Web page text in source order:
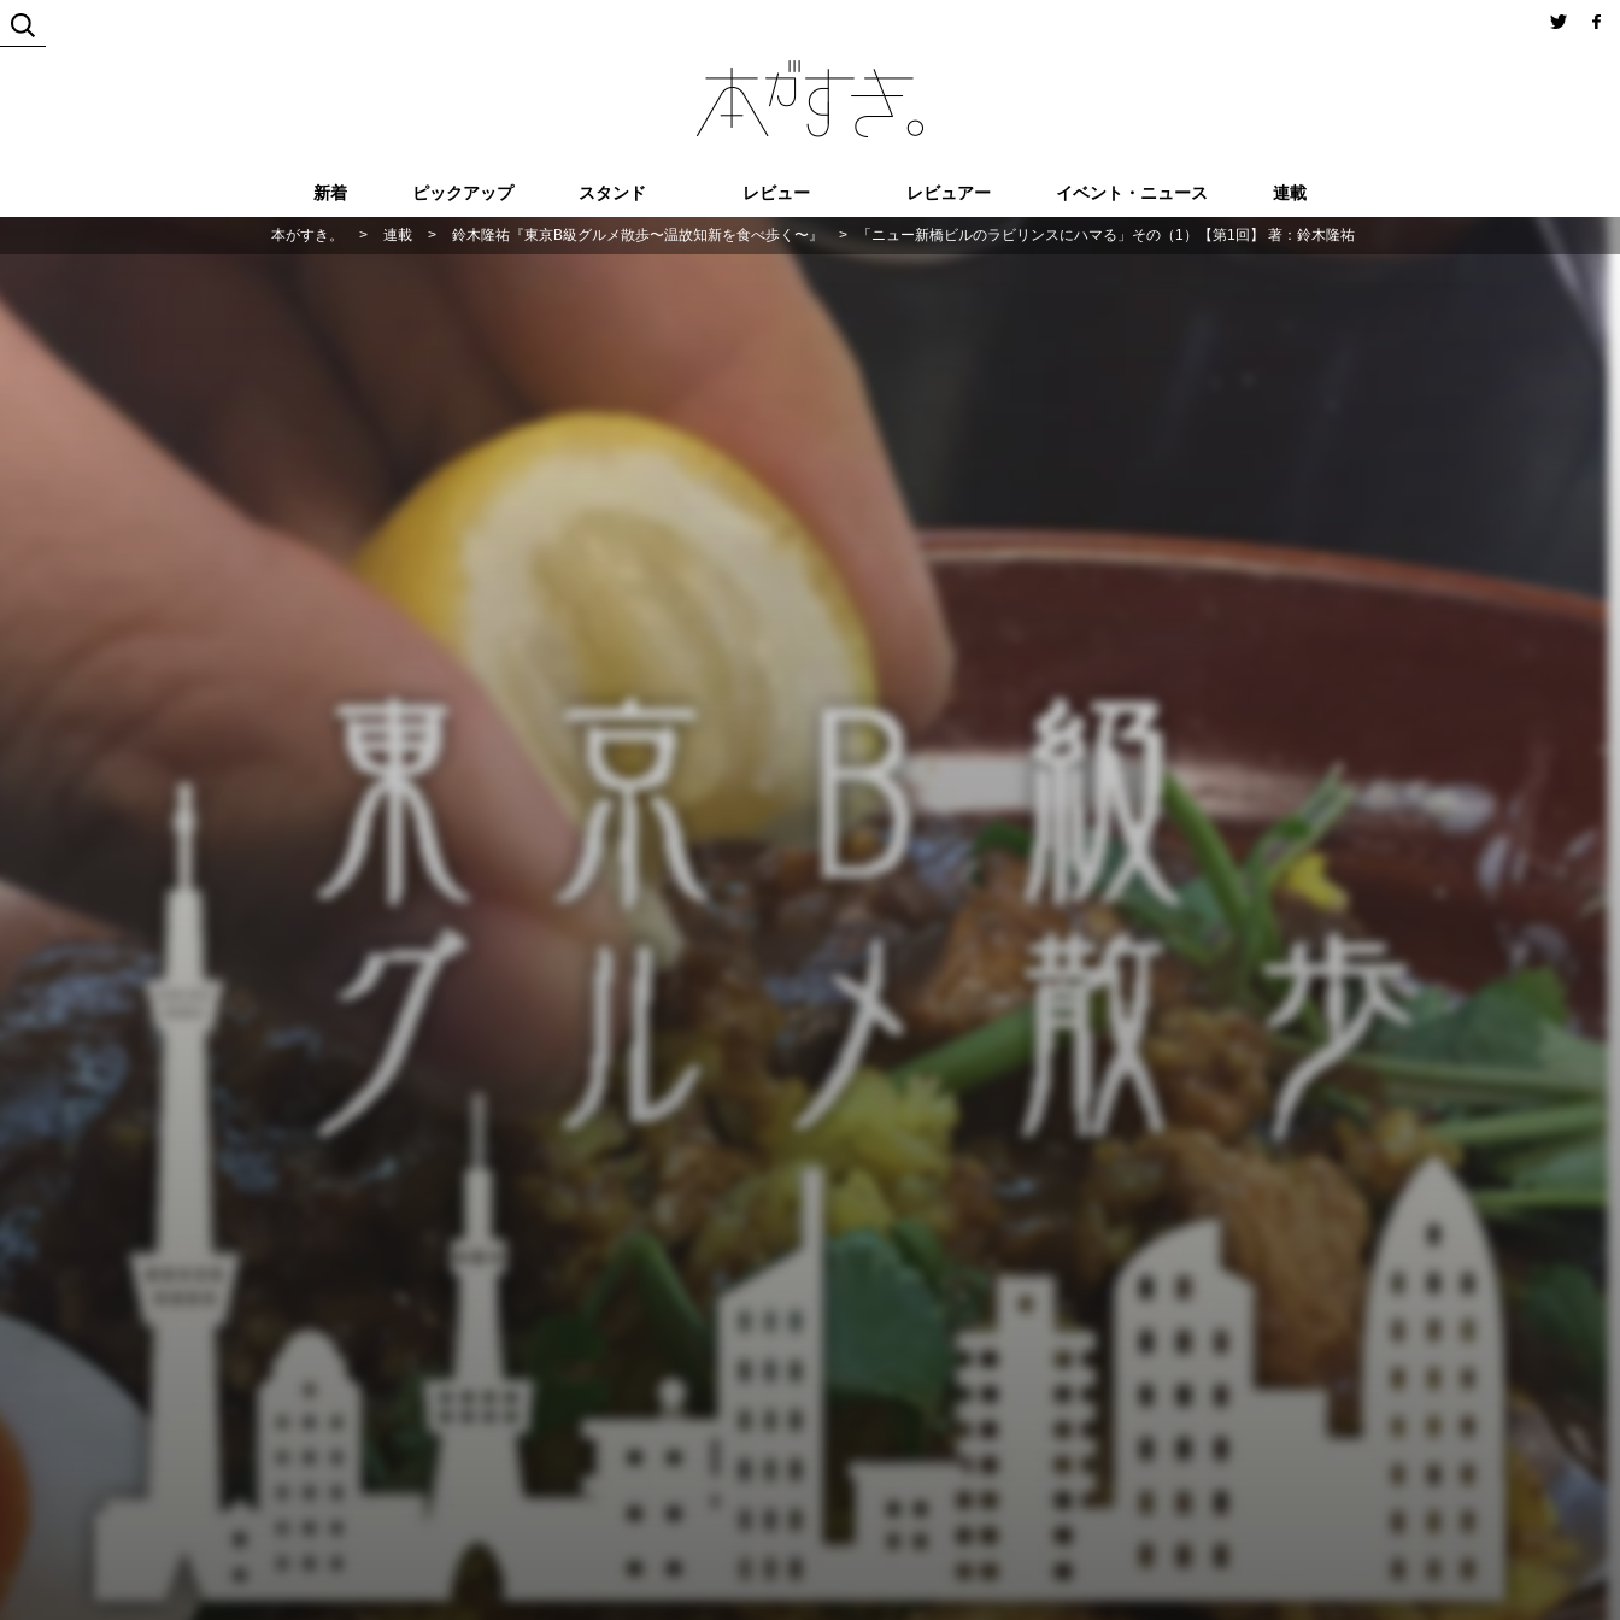
新着 ピックアップ スタンド レビュー レビュアー イベント・ニュース 連載
本がすき。 > 連載 > 鈴木隆祐『東京B級グルメ散歩〜温故知新を食べ歩く〜』 > 「ニュー新橋ビルのラビリンスにハマる」その（1）【第1回】 著：鈴木隆祐